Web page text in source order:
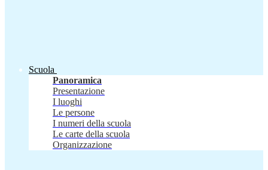
Scuola
Panoramica
Presentazione
I luoghi
Le persone
I numeri della scuola
Le carte della scuola
Organizzazione